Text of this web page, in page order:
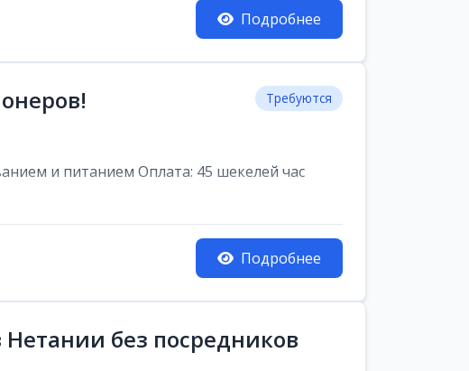
Подробнее
Требуются
и питанием Оплата: 45 шекелей час
Подробнее
Нетании без посредников